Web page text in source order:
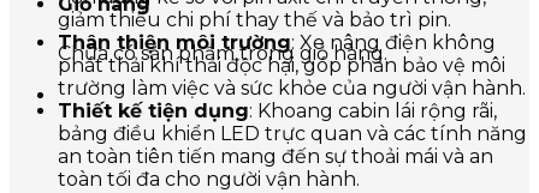
Chưa có sản phẩm trong giỏ hàng.
giảm thiểu chi phí thay thế và bảo trì pin.
Thân thiện môi trường: Xe nâng điện không
phát thải khí thải độc hại, góp phần bảo vệ môi
trường làm việc và sức khỏe của người vận hành.
Thiết kế tiện dụng: Khoang cabin lái rộng rãi,
bảng điều khiển LED trực quan và các tính năng
an toàn tiên tiến mang đến sự thoải mái và an
toàn tối đa cho người vận hành.